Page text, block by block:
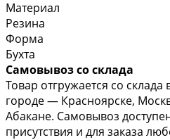
Материал
Резина
Форма
Бухта
Самовывоз со склада
Товар отгружается со
городе — Красноярске,
Абакане. Самовывоз
присутствия и для заказа